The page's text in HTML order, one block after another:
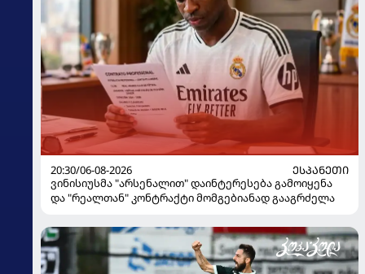
20:30/06-08-2026
ᲔᲡᲞᲐᲜᲔᲗᲘ
ვინისიუსმა "არსენალით" დაინტერესება გამოიყენა
და "რეალთან" კონტრაქტი მომგებიანად გააგრძელა